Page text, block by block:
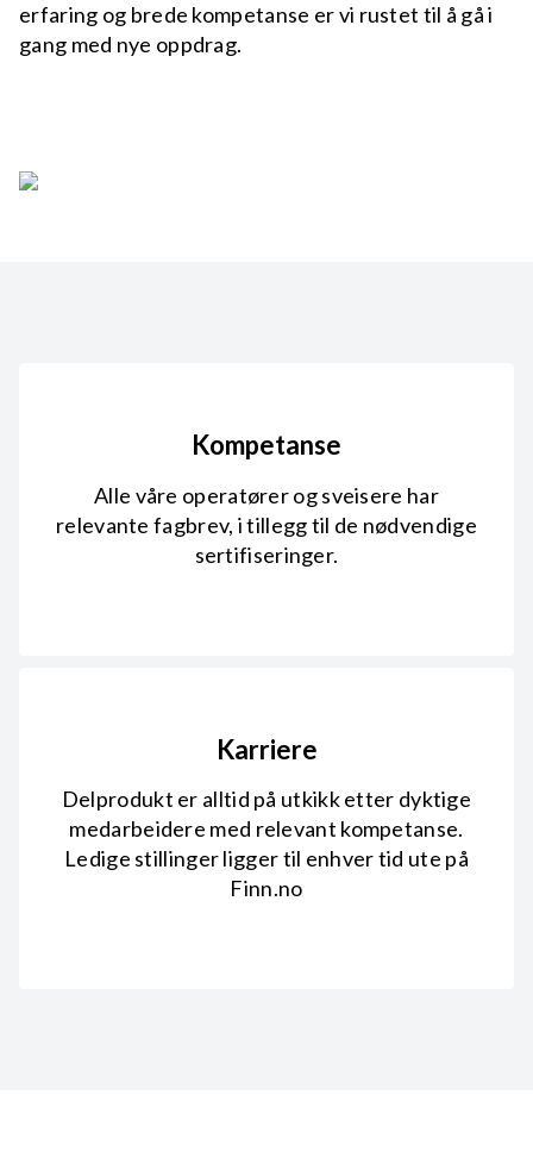
erfaring og brede kompetanse er vi rustet til å gå i
gang med nye oppdrag.
Kompetanse
Alle våre operatører og sveisere har
relevante fagbrev, i tillegg til de nødvendige
sertifiseringer.
Karriere
Delprodukt er alltid på utkikk etter dyktige
medarbeidere med relevant kompetanse.
Ledige stillinger ligger til enhver tid ute på
Finn.no